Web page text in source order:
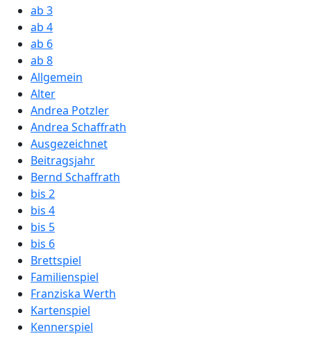
ab 3
ab 4
ab 6
ab 8
Allgemein
Alter
Andrea Potzler
Andrea Schaffrath
Ausgezeichnet
Beitragsjahr
Bernd Schaffrath
bis 2
bis 4
bis 5
bis 6
Brettspiel
Familienspiel
Franziska Werth
Kartenspiel
Kennerspiel